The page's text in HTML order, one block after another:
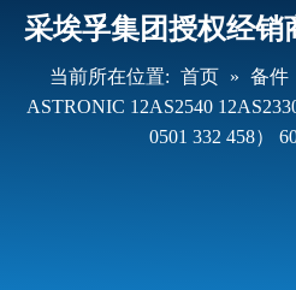
采埃孚集团授权经销
当前所在位置: 首页 » 备件
ASTRONIC 12AS2540
0501 332 458）